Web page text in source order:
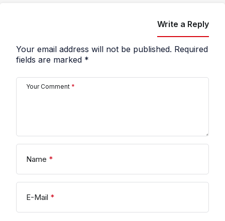
Write a Reply
Your email address will not be published. Required
fields are marked *
Your Comment *
Name *
E-Mail *